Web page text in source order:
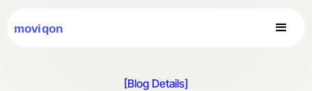
[Blog Details]